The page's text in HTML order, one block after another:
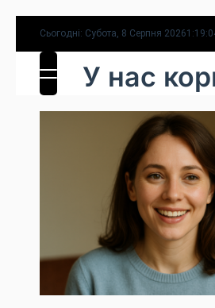
Перейти
до
вмісту
Сьогодні: Субота, 8 Серпня 20261 :19:
У нас